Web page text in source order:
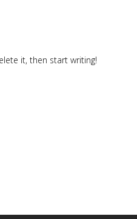
it, then start writing!